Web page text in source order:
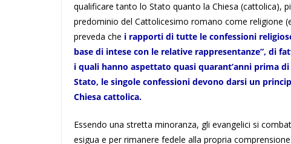
qualificare tanto lo Stato quanto la Chiesa (cattolica),
predominio del Cattolicesimo romano come religione
preveda che i rapporti di tutte le confessioni
base di intese con le relative rappresentanze”, di
i quali hanno aspettato quasi quarant’anni prima
Stato, le singole confessioni devono darsi un
Chiesa cattolica.
Essendo una stretta minoranza, gli evangelici si
esigua e per rimanere fedele alla propria